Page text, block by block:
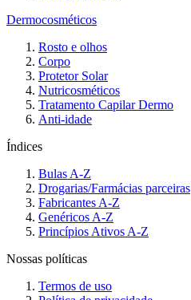
Dermocosméticos
Rosto e olhos
Corpo
Protetor Solar
Nutricosméticos
Tratamento Capilar Dermo
Anti-idade
Índices
Bulas A-Z
Drogarias/Farmácias parceiras
Fabricantes A-Z
Genéricos A-Z
Princípios Ativos A-Z
Nossas políticas
Termos de uso